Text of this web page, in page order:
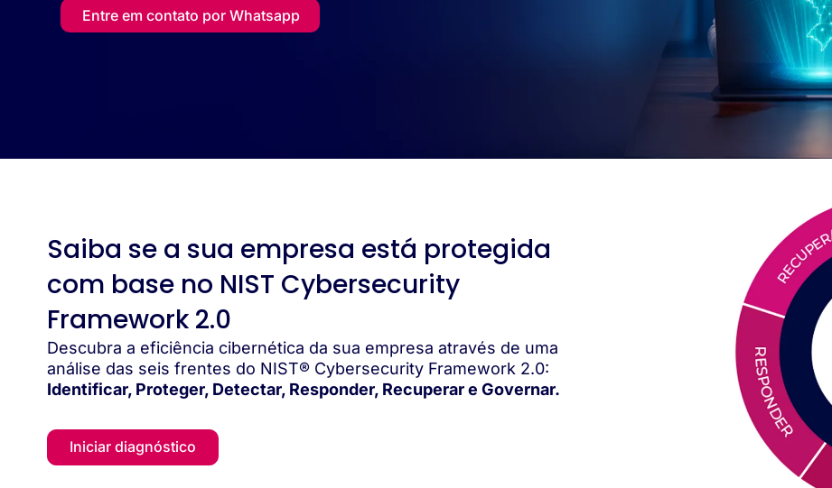
Entre em contato por Whatsapp
Saiba se a sua empresa está protegida
com base no NIST Cybersecurity
Framework 2.0
Descubra a eficiência cibernética da sua empresa através de uma
análise das seis frentes do NIST® Cybersecurity Framework 2.0:
Identificar, Proteger, Detectar, Responder, Recuperar e Governar.
Iniciar diagnóstico